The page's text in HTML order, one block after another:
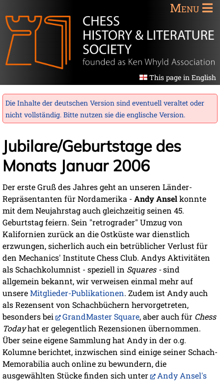
Menu
This page in English
Die Inhalte der deutschen Version sind eventuell veraltet oder
nicht vollständig. Bitte nutzen sie die englische Version.
Jubilare/Geburtstage des
Monats Januar 2006
Der erste Gruß des Jahres geht an unseren Länder-
Repräsentanten für Nordamerika - Andy Anselkonnte
mit dem Neujahrstag auch gleichzeitig seinen 45.
Geburtstag feiern. Sein "retrograder" Umzug von
Kalifornien zurück an die Ostküste war dienstlich
erzwungen, sicherlich auch ein betrüblicher Verlust für
den Mechanics' Institute Chess Club. Andys Aktivitäten
als Schachkolumnist - speziell in Squares -sind
allgemein bekannt, wir verweisen einmal mehr auf
unsereMitglieder-Publikationen. Zudem ist Andy auch
als Rezensent von Schachbüchern hervorgetreten,
besonders bei
GrandMaster Square, aber auch für Chess
Todayhat er gelegentlich Rezensionen übernommen.
Über seine eigene Sammlung hat Andy in der o.g.
Kolumne berichtet, inzwischen sind einige seiner Schach-
Memorabilia auch online zu bewundern, die
ausgewählten Stücke finden sich unter
Andy Ansel's